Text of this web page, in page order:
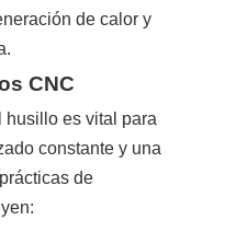
de calor y
CNC
husillo es vital para
constante y una
de